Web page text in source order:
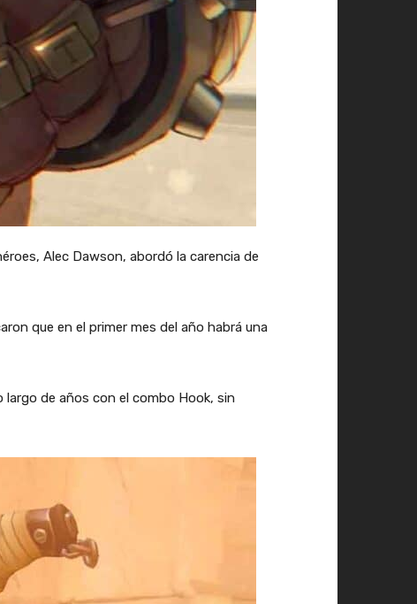
Alec Dawson, abordó la carencia de
que en el primer mes del año habrá una
de años con el combo Hook, sin